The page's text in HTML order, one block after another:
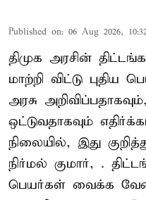
Published on: 06 Aug 2026,
திமுக அரசின்
மாற்றி விட்டு புதிய
அரசு
ஒட்டுவதாகவும்
நிலையில், இது
நிர்மல் குமார், .
பெயர்கள் வைக்க